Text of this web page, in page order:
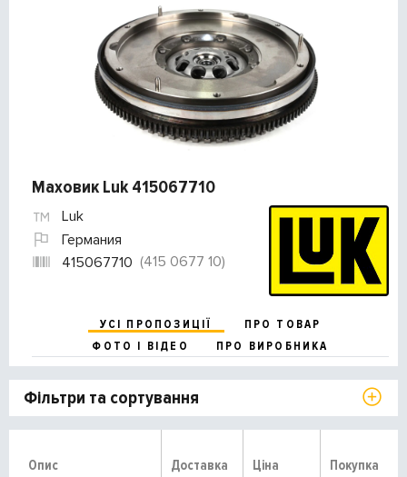
Маховик Luk 415067710
Luk
Германия
415067710 (415 0677 10)
УСІ ПРОПОЗИЦІЇ
ПРО ТОВАР
ФОТО І ВІДЕО
ПРО ВИРОБНИКА
Фільтри та сортування
Опис Доставка Ціна Покупка